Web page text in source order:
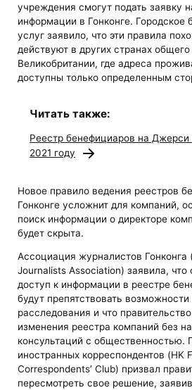
учреждения смогут подать заявку
информации в Гонконге. Городское
услуг заявило, что эти правила
действуют в других странах
Великобритании, где адреса
доступны только определенным
Читать также:
Реестр бенефициаров на Джерси
2021 году
Новое правило ведения реестров
Гонконге усложнит для компаний,
поиск информации о директоре
будет скрыта.
Ассоциация журналистов Гонконга
Journalists Association) заявила, что
доступ к информации в реестре
будут препятствовать возможности
расследования и что
изменения реестра компаний без
консультаций с общественностью.
иностранных корреспондентов (HK
Correspondents’ Club) призвал
пересмотреть свое решение,